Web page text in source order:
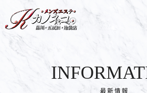
最新情報